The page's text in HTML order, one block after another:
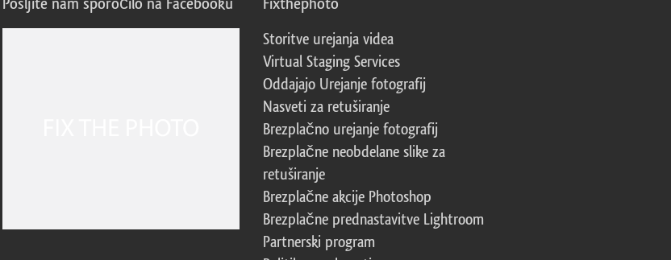
Pošljite nam sporočilo na Facebooku Fixthephoto
Storitve urejanja videa
Virtual Staging Services
Oddajajo Urejanje fotografij
Nasveti za retuširanje
Brezplačno urejanje fotografij
Brezplačne neobdelane slike za
retuširanje
Brezplačne akcije Photoshop
Brezplačne prednastavitve Lightroom
Partnerski program